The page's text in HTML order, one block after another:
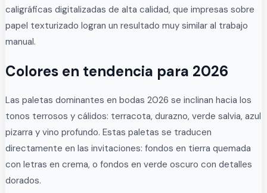
caligráficas digitalizadas de alta calidad, que impresas sobre
papel texturizado logran un resultado muy similar al trabajo
manual.
Colores en tendencia para 2026
Las paletas dominantes en bodas 2026 se inclinan hacia los
tonos terrosos y cálidos: terracota, durazno, verde salvia, azul
pizarra y vino profundo. Estas paletas se traducen
directamente en las invitaciones: fondos en tierra quemada
con letras en crema, o fondos en verde oscuro con detalles
dorados.